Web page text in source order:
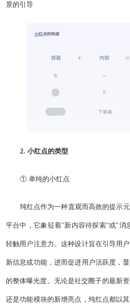
景的引导
2. 小红点的类型
① 单纯的小红点
纯红点作为一种直观而高效的提示
平台中，它象征着"新内容待探索"或"消
轻触用户注意力。这种设计旨在引导用
新信息或功能，进而促进用户活跃度，
的整体曝光度。无论是社交圈子的最新
还是功能模块的新增亮点，纯红点都以